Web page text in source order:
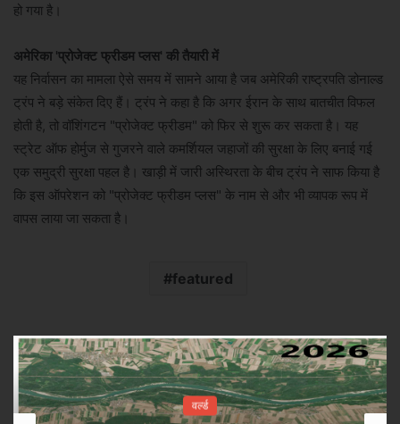
हो गया है।
अमेरिका 'प्रोजेक्ट फ्रीडम प्लस' की तैयारी में
यह निर्वासन का मामला ऐसे समय में सामने आया है जब अमेरिकी राष्ट्रपति डोनाल्ड
ट्रंप ने बड़े संकेत दिए हैं। ट्रंप ने कहा है कि अगर ईरान के साथ बातचीत विफल
होती है, तो वॉशिंगटन "प्रोजेक्ट फ्रीडम" को फिर से शुरू कर सकता है। यह
स्ट्रेट ऑफ होर्मुज से गुजरने वाले कमर्शियल जहाजों की सुरक्षा के लिए बनाई गई
एक समुद्री सुरक्षा पहल है। खाड़ी में जारी अस्थिरता के बीच ट्रंप ने साफ किया है
कि इस ऑपरेशन को "प्रोजेक्ट फ्रीडम प्लस" के नाम से और भी व्यापक रूप में
वापस लाया जा सकता है।
featured
वर्ल्ड